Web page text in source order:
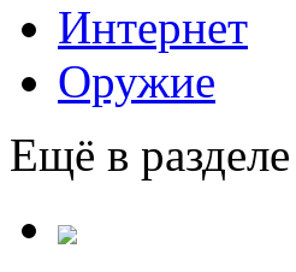
Интернет
Оружие
Ещё в разделе